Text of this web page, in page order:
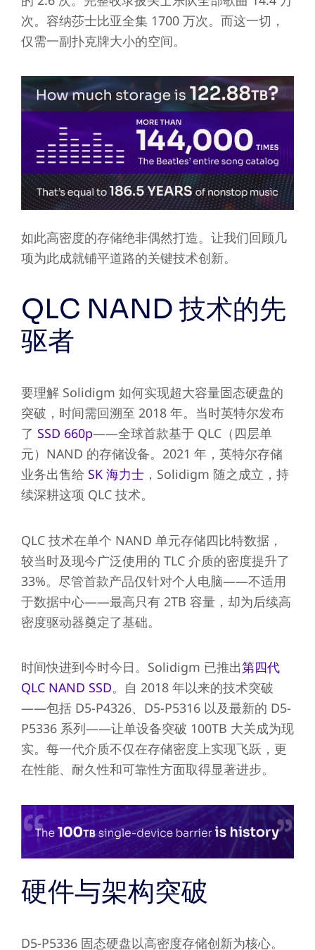
次。容纳莎士比亚全集 1700 万次。而这一切，
仅需一副扑克牌大小的空间。
如此高密度的存储绝非偶然打造。让我们回顾几
项为此成就铺平道路的关键技术创新。
QLC NAND 技术的先
驱者
要理解 Solidigm 如何实现超大容量固态硬盘的
突破，时间需回溯至 2018 年。当时英特尔发布
了 SSD 660p——全球首款基于 QLC（四层单
元）NAND 的存储设备。2021 年，英特尔存储
业务出售给 SK 海力士，Solidigm 随之成立，持
续深耕这项 QLC 技术。
QLC 技术在单个 NAND 单元存储四比特数据，
较当时及现今广泛使用的 TLC 介质的密度提升了
33%。尽管首款产品仅针对个人电脑——不适用
于数据中心——最高只有 2TB 容量，却为后续高
密度驱动器奠定了基础。
时间快进到今时今日。Solidigm 已推出第四代
QLC NAND SSD。自 2018 年以来的技术突破
——包括 D5-P4326、D5-P5316 以及最新的 D5-
P5336 系列——让单设备突破 100TB 大关成为现
实。每一代介质不仅在存储密度上实现飞跃，更
在性能、耐久性和可靠性方面取得显著进步。
硬件与架构突破
D5-P5336 固态硬盘以高密度存储创新为核心。